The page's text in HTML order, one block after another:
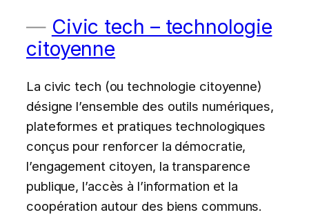
Civic tech – technologie
citoyenne
La civic tech (ou technologie citoyenne)
désigne l’ensemble des outils numériques,
plateformes et pratiques technologiques
conçus pour renforcer la démocratie,
l’engagement citoyen, la transparence
publique, l’accès à l’information et la
coopération autour des biens communs.